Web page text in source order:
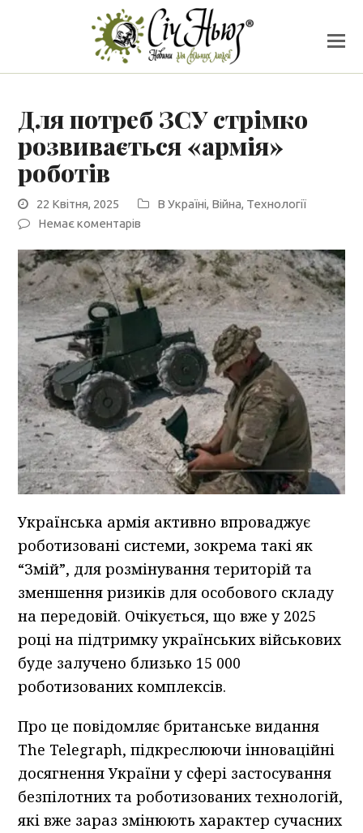
Для потреб ЗСУ стрімко
розвивається «армія»
роботів
22 Квітня, 2025 В Україні, Війна, Технології
Немає коментарів
Українська армія активно впроваджує
роботизовані системи, зокрема такі як
“Змій”, для розмінування територій та
зменшення ризиків для особового складу
на передовій. Очікується, що вже у 2025
році на підтримку українських військових
буде залучено близько 15 000
роботизованих комплексів.
Про це повідомляє британське видання
The Telegraph, підкреслюючи інноваційні
досягнення України у сфері застосування
безпілотних та роботизованих технологій,
які вже зараз змінюють характер сучасних